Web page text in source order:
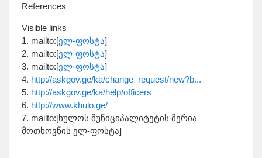
References
Visible links
1. mailto:[ელ-ფოსტა]
2. mailto:[ელ-ფოსტა]
3. mailto:[ელ-ფოსტა]
4. http://askgov.ge/ka/change_request/new?b...
5. http://askgov.ge/ka/help/officers
6. http://www.khulo.ge/
7. mailto:[ხულოს მუნიციპალიტეტის მერია
მოთხოვნის ელ-ფოსტა]